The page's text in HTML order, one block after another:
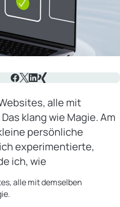
alle mit
klang wie Magie. Am
persönliche
experimentierte,
ich, wie
alle mit demselben